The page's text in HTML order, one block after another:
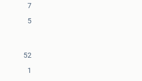
7
5
52
1